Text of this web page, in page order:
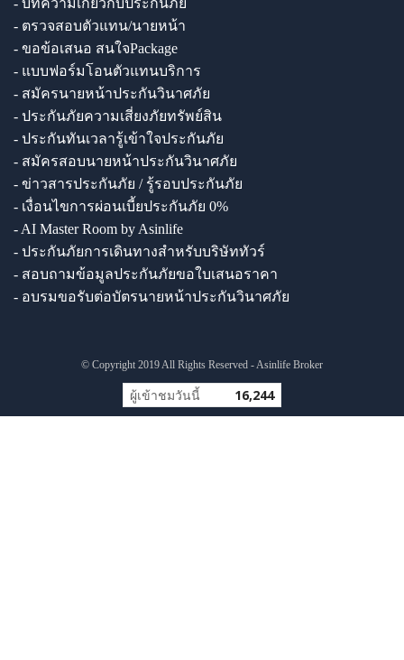
- ตรวจสอบตัวแทน/นายหน้า
- ขอข้อเสนอ สนใจPackage
- แบบฟอร์มโอนตัวแทนบริการ
- สมัครนายหน้าประกันวินาศภัย
- ประกันภัยความเสี่ยงภัยทรัพย์สิน
- ประกันทันเวลารู้เข้าใจประกันภัย
- สมัครสอบนายหน้าประกันวินาศภัย
- ข่าวสารประกันภัย / รู้รอบประกันภัย
- เงื่อนไขการผ่อนเบี้ยประกันภัย 0%
- AI Master Room by Asinlife
- ประกันภัยการเดินทางสำหรับบริษัททัวร์
- สอบถามข้อมูลประกันภัยขอใบเสนอราคา
- อบรมขอรับต่อบัตรนายหน้าประกันวินาศภัย
© Copyright 2019 All Rights Reserved - Asinlife Broker
ผู้เข้าชมวันนี้ 16,244